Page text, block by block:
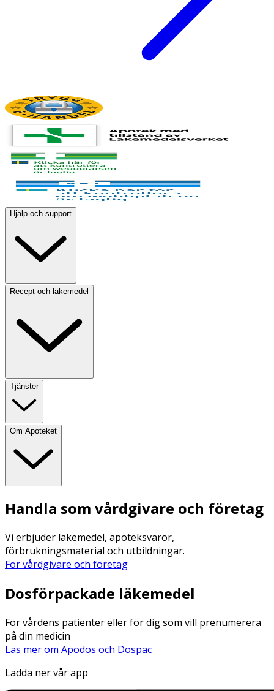
Hjälp och support
Recept och läkemedel
Tjänster
Om Apoteket
Handla som vårdgivare och företag
Vi erbjuder läkemedel, apoteksvaror,
förbrukningsmaterial och utbildningar.
För vårdgivare och företag
Dosförpackade läkemedel
För vårdens patienter eller för dig som vill prenumerera
på din medicin
Läs mer om Apodos och Dospac
Ladda ner vår app